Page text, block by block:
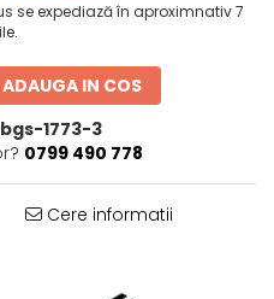
se expediază în aproximnativ 7
ADAUGA IN COS
bgs-1773-3
0799 490 778
Cere informatii